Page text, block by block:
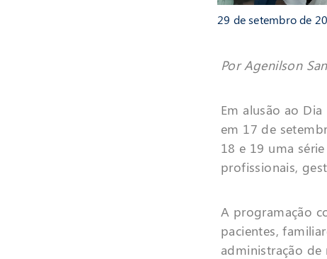
29 de setembro de
Por Agenilson
Em alusão ao
em 17 de
18 e 19 uma
profissionais,
A programação
pacientes,
administração